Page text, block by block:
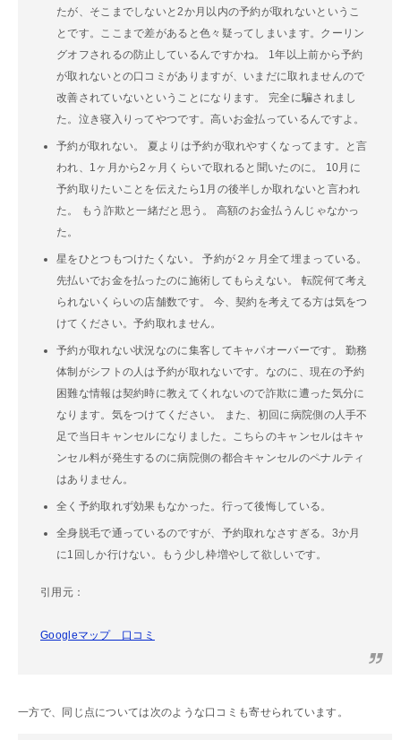
たが、そこまでしないと2か月以内の予約が取れないというこ
とです。ここまで差があると色々疑ってしまいます。クーリン
グオフされるの防止しているんですかね。 1年以上前から予約
が取れないとの口コミがありますが、いまだに取れませんので
改善されていないということになります。 完全に騙されまし
た。泣き寝入りってやつです。高いお金払っているんですよ。
予約が取れない。 夏よりは予約が取れやすくなってます。と言
われ、1ヶ月から2ヶ月くらいで取れると聞いたのに。 10月に
予約取りたいことを伝えたら1月の後半しか取れないと言われ
た。 もう詐欺と一緒だと思う。 高額のお金払うんじゃなかっ
た。
星をひとつもつけたくない。 予約が２ヶ月全て埋まっている。
先払いでお金を払ったのに施術してもらえない。 転院何て考え
られないくらいの店舗数です。 今、契約を考えてる方は気をつ
けてください。予約取れません。
予約が取れない状況なのに集客してキャパオーバーです。 勤務
体制がシフトの人は予約が取れないです。なのに、現在の予約
困難な情報は契約時に教えてくれないので詐欺に遭った気分に
なります。気をつけてください。 また、初回に病院側の人手不
足で当日キャンセルになりました。こちらのキャンセルはキャ
ンセル料が発生するのに病院側の都合キャンセルのペナルティ
はありません。
全く予約取れず効果もなかった。行って後悔している。
全身脱毛で通っているのですが、予約取れなさすぎる。3か月
に1回しか行けない。もう少し枠増やして欲しいです。
引用元：
Googleマップ 口コミ
一方で、同じ点については次のような口コミも寄せられています。